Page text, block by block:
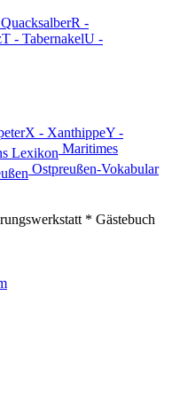
R -
T - TabernakelU -
X - XanthippeY -
️ Maritimes
️ Ostpreußen-Vokabular
* Gästebuch